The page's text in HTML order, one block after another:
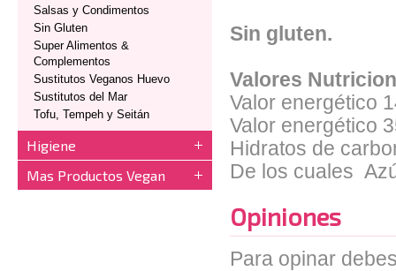
Salsas y Condimentos
Sin Gluten
Super Alimentos &
Complementos
Sustitutos Veganos Huevo
Sustitutos del Mar
Tofu, Tempeh y Seitán
Higiene
Mas Productos Vegan
Sin gluten.
Valores
Valor energético
Valor energético
Hidratos de
De los cuales
Opiniones
Para opinar